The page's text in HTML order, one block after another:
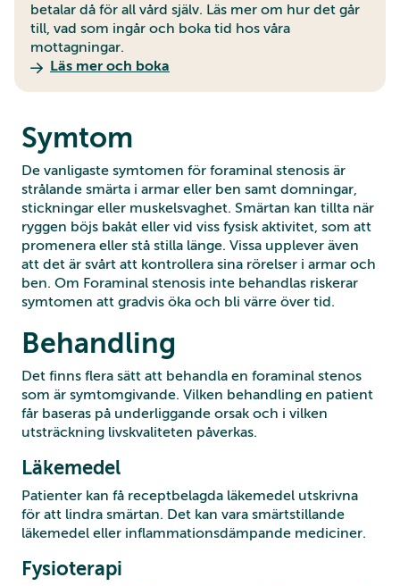
betalar då för all vård själv. Läs mer om hur det går
till, vad som ingår och boka tid hos våra
mottagningar.
Läs mer och boka
Symtom
De vanligaste symtomen för foraminal stenosis är
strålande smärta i armar eller ben samt domningar,
stickningar eller muskelsvaghet. Smärtan kan tillta när
ryggen böjs bakåt eller vid viss fysisk aktivitet, som att
promenera eller stå stilla länge. Vissa upplever även
att det är svårt att kontrollera sina rörelser i armar och
ben. Om Foraminal stenosis inte behandlas riskerar
symtomen att gradvis öka och bli värre över tid.
Behandling
Det finns flera sätt att behandla en foraminal stenos
som är symtomgivande. Vilken behandling en patient
får baseras på underliggande orsak och i vilken
utsträckning livskvaliteten påverkas.
Läkemedel
Patienter kan få receptbelagda läkemedel utskrivna
för att lindra smärtan. Det kan vara smärtstillande
läkemedel eller inflammationsdämpande mediciner.
Fysioterapi